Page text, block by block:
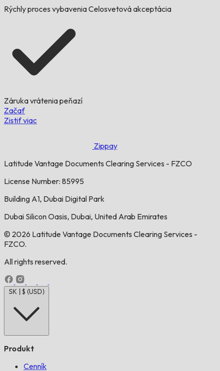
Rýchly proces vybaveniaCelosvetová akceptácia
Záruka vrátenia peňazí
Začať
Zistiť viac
Zippay
Latitude Vantage Documents Clearing Services - FZCO
License Number: 85995
Building A1, Dubai Digital Park
Dubai Silicon Oasis, Dubai, United Arab Emirates
© 2026 Latitude Vantage Documents Clearing Services -
FZCO.
All rights reserved.
SK | $ (USD)
Produkt
Cenník